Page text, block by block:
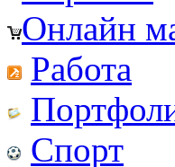
Онлайн
Работа
Спорт